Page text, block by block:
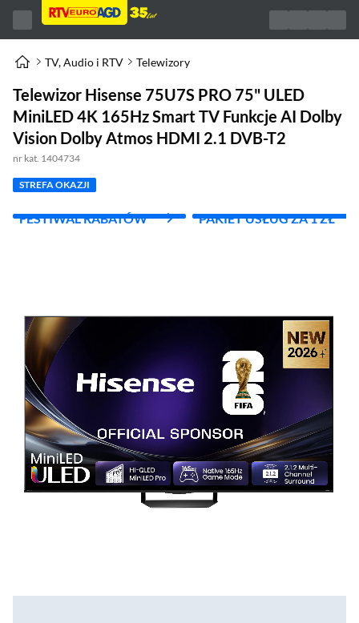
TV, Audio i RTV Telewizory
Telewizor Hisense 75U7S PRO 75" ULED
MiniLED 4K 165Hz Smart TV Funkcje AI Dolby
Vision Dolby Atmos HDMI 2.1 DVB-T2
nr kat. 1404734
STREFA OKAZJI
FESTIWAL RABATÓW PAKIET USŁUG ZA 1 ZŁ